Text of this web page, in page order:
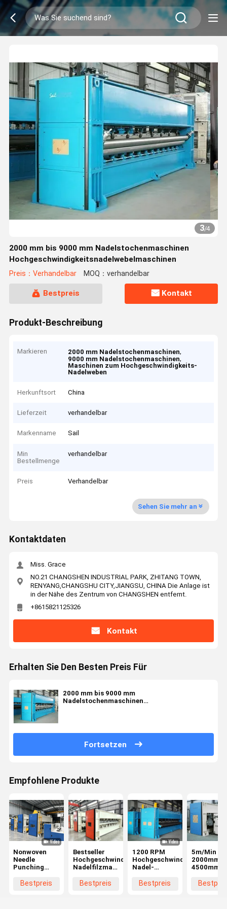
3/4
2000 mm bis 9000 mm Nadelstochenmaschinen
Hochgeschwindigkeitsnadelwebelmaschinen
Preis：Verhandelbar MOQ：verhandelbar
Bestpreis Kontakt
Produkt-Beschreibung
Markieren 2000 mm Nadelstochenmaschinen,
9000 mm Nadelstochenmaschinen,
Maschinen zum Hochgeschwindigkeits-
Nadelweben
Herkunftsort China
Lieferzeit verhandelbar
Markenname Sail
Min
Bestellmenge
verhandelbar
Preis Verhandelbar
Sehen Sie mehr an
Kontaktdaten
Miss. Grace
NO.21 CHANGSHEN INDUSTRIAL PARK, ZHITANG TOWN,
RENYANG,CHANGSHU CITY,JIANGSU, CHINA Die Anlage ist
in der Nähe des Zentrum von CHANGSHEN entfernt.
+8615821125326
Kontakt
Erhalten Sie Den Besten Preis Für
2000 mm bis 9000 mm
Nadelstochenmaschinen
Fortsetzen
Empfohlene Produkte
Nonwoven
Needle
Punching
Bestpreis
Bestseller
Hochgeschwindigkeits-
Nadelfilzmaschine
automatischer
Bestpreis
1200 RPM
Hochgeschwindigkeits-
Nadel-
Schwere
Bestpreis
5m/Min
2000mm ~
4500mm
für die